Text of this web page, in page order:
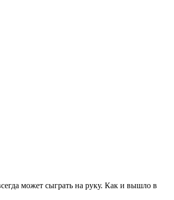
может сыграть на руку. Как и вышло в